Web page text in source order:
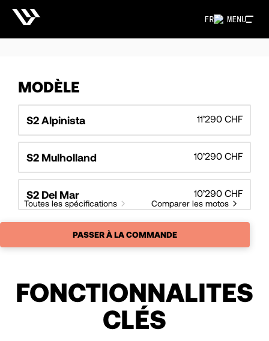
MENU
FR
MODÈLE
S2 Alpinista 11’290 CHF
S2 Mulholland 10’290 CHF
S2 Del Mar 10’290 CHF
Toutes les spécifications Comparer les motos
PASSER À LA COMMANDE
FONCTIONNALITES
CLÉS